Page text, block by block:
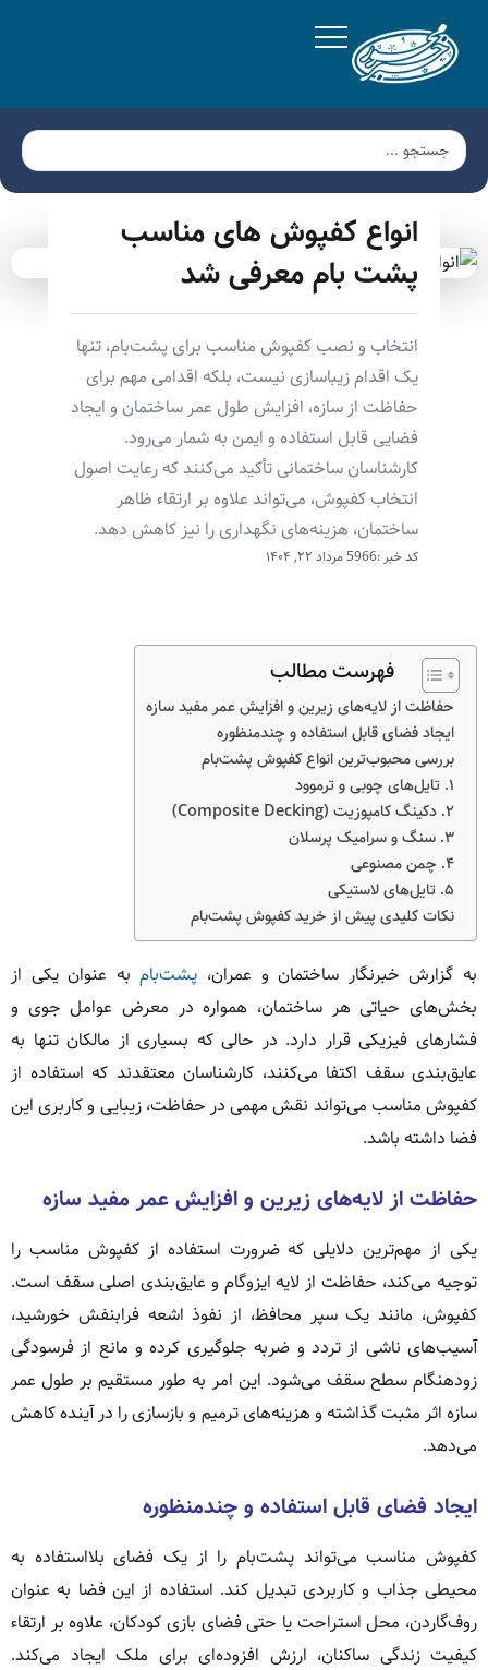
انواع کفپوش‌ های مناسب
پشت‌ بام معرفی شد
انتخاب و نصب کفپوش مناسب برای پشت‌بام، تنها
یک اقدام زیباسازی نیست، بلکه اقدامی مهم برای
حفاظت از سازه، افزایش طول عمر ساختمان و ایجاد
فضایی قابل استفاده و ایمن به شمار می‌رود.
کارشناسان ساختمانی تأکید می‌کنند که رعایت اصول
انتخاب کفپوش، می‌تواند علاوه بر ارتقاء ظاهر
ساختمان، هزینه‌های نگهداری را نیز کاهش دهد.
کد خبر :5966 مرداد ۲۲, ۱۴۰۴
فهرست مطالب
حفاظت از لایه‌های زیرین و افزایش عمر مفید سازه
ایجاد فضای قابل استفاده و چندمنظوره
بررسی محبوب‌ترین انواع کفپوش پشت‌بام
۱. تایل‌های چوبی و ترموود
۲. دکینگ کامپوزیت (Composite Decking)
۳. سنگ و سرامیک پرسلان
۴. چمن مصنوعی
۵. تایل‌های لاستیکی
نکات کلیدی پیش از خرید کفپوش پشت‌بام
به گزارش خبرنگار ساختمان و عمران، پشت‌بامبه عنوان یکی از
بخش‌های حیاتی هر ساختمان، همواره در معرض عوامل جوی و
فشارهای فیزیکی قرار دارد. در حالی که بسیاری از مالکان تنها به
عایق‌بندی سقف اکتفا می‌کنند، کارشناسان معتقدند که استفاده از
کفپوش مناسب می‌تواند نقش مهمی در حفاظت، زیبایی و کاربری این
فضا داشته باشد.
حفاظت از لایه‌های زیرین و افزایش عمر مفید سازه
یکی از مهم‌ترین دلایلی که ضرورت استفاده از کفپوش مناسب را
توجیه می‌کند، حفاظت از لایه ایزوگام و عایق‌بندی اصلی سقف است.
کفپوش، مانند یک سپر محافظ، از نفوذ اشعه فرابنفش خورشید،
آسیب‌های ناشی از تردد و ضربه جلوگیری کرده و مانع از فرسودگی
زودهنگام سطح سقف می‌شود. این امر به طور مستقیم بر طول عمر
سازه اثر مثبت گذاشته و هزینه‌های ترمیم و بازسازی را در آینده کاهش
می‌دهد.
ایجاد فضای قابل استفاده و چندمنظوره
کفپوش مناسب می‌تواند پشت‌بام را از یک فضای بلااستفاده به
محیطی جذاب و کاربردی تبدیل کند. استفاده از این فضا به عنوان
روف‌گاردن، محل استراحت یا حتی فضای بازی کودکان، علاوه بر ارتقاء
کیفیت زندگی ساکنان، ارزش افزوده‌ای برای ملک ایجاد می‌کند.